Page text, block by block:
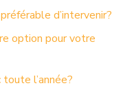
d’intervenir?
option pour votre
l’année?